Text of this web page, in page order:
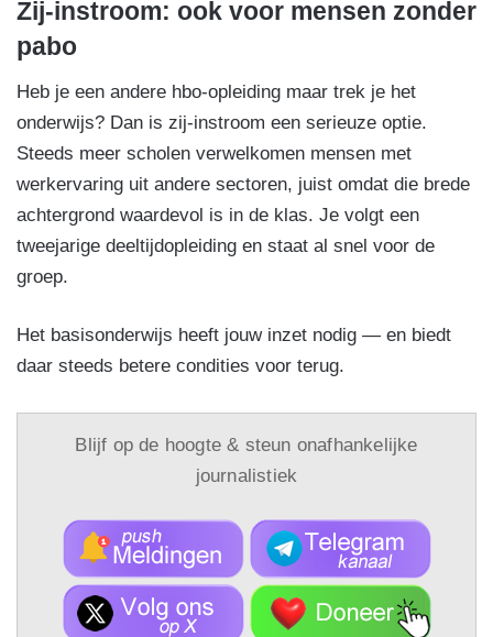
Zij-instroom: ook voor mensen zonder
pabo
Heb je een andere hbo-opleiding maar trek je het
onderwijs? Dan is zij-instroom een serieuze optie.
Steeds meer scholen verwelkomen mensen met
werkervaring uit andere sectoren, juist omdat die brede
achtergrond waardevol is in de klas. Je volgt een
tweejarige deeltijdopleiding en staat al snel voor de
groep.
Het basisonderwijs heeft jouw inzet nodig — en biedt
daar steeds betere condities voor terug.
Blijf op de hoogte & steun onafhankelijke
journalistiek